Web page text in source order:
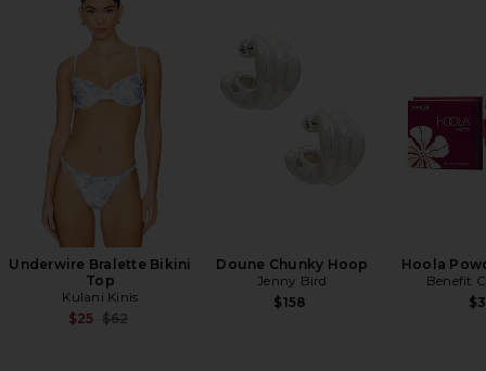
Underwire Bralette Bikini
Top
Kulani Kinis
$25 Previous price:
$62
Doune Chunky Hoop
Jenny Bird
$158
Hoola
Benefit